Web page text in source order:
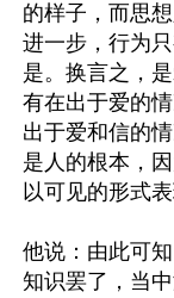
的样子，而思
进一步，行为
是。换言之，
有在出于爱的
出于爱和信的
是人的根本，
以可见的形式表
他说：由此可
知识罢了，当